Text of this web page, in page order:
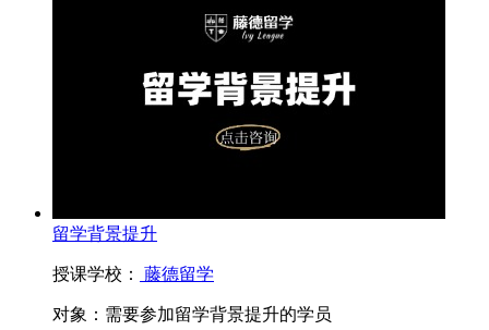
留学背景提升
授课学校： 藤德留学
对象： 需要参加留学背景提升的学员